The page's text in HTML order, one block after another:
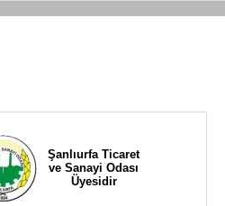
Şanlıurfa Ticaret
ve Sanayi Odası
Üyesidir